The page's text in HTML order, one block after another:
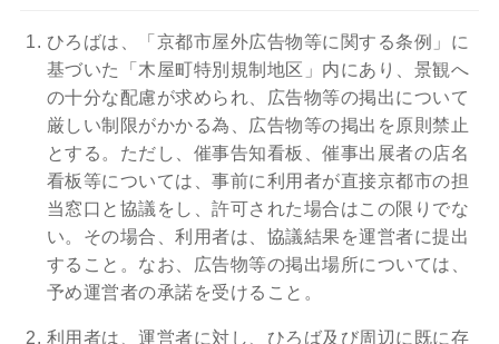
ひろばは、「京都市屋外広告物等に関する条例」に
基づいた「木屋町特別規制地区」内にあり、景観へ
の十分な配慮が求められ、広告物等の掲出について
厳しい制限がかかる為、広告物等の掲出を原則禁止
とする。ただし、催事告知看板、催事出展者の店名
看板等については、事前に利用者が直接京都市の担
当窓口と協議をし、許可された場合はこの限りでな
い。その場合、利用者は、協議結果を運営者に提出
すること。なお、広告物等の掲出場所については、
予め運営者の承諾を受けること。
利用者は、運営者に対し、ひろば及び周辺に既に存